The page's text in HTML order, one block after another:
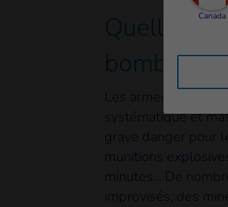
Quelle est
Les armes
systématique et
grave danger pour
munitions
minutes...
De
improvisés, des
Canada